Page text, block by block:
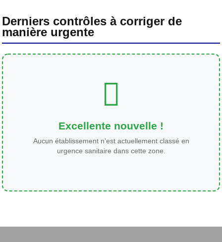
Derniers contrôles à corriger de
manière urgente
Excellente nouvelle !
Aucun établissement n'est actuellement classé en
urgence sanitaire dans cette zone.